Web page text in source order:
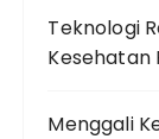
Teknologi
Kesehatan
Menggali